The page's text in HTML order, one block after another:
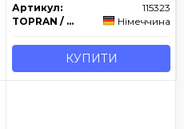
Артикул:
115323
TOPRAN / HANS PRIES
Німеччина
КУПИТИ